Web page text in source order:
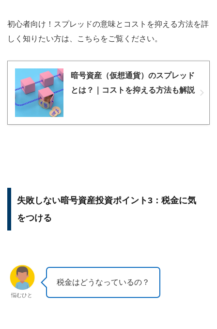
初心者向け！スプレッドの意味とコストを抑える方法を詳
しく知りたい方は、こちらをご覧ください。
暗号資産（仮想通貨）のスプレッド
とは？｜コストを抑える方法も解説
失敗しない暗号資産投資ポイント3：税金に気
をつける
悩むひと
税金はどうなっているの？